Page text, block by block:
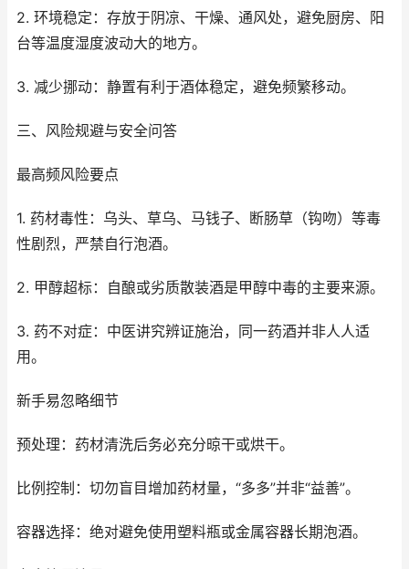
2. 环境稳定：存放于阴凉、干燥、通风处，避免厨房、阳
台等温度湿度波动大的地方。
3. 减少挪动：静置有利于酒体稳定，避免频繁移动。
三、风险规避与安全问答
最高频风险要点
1. 药材毒性：乌头、草乌、马钱子、断肠草（钩吻）等毒
性剧烈，严禁自行泡酒。
2. 甲醇超标：自酿或劣质散装酒是甲醇中毒的主要来源。
3. 药不对症：中医讲究辨证施治，同一药酒并非人人适
用。
新手易忽略细节
预处理：药材清洗后务必充分晾干或烘干。
比例控制：切勿盲目增加药材量，“多多”并非“益善”。
容器选择：绝对避免使用塑料瓶或金属容器长期泡酒。